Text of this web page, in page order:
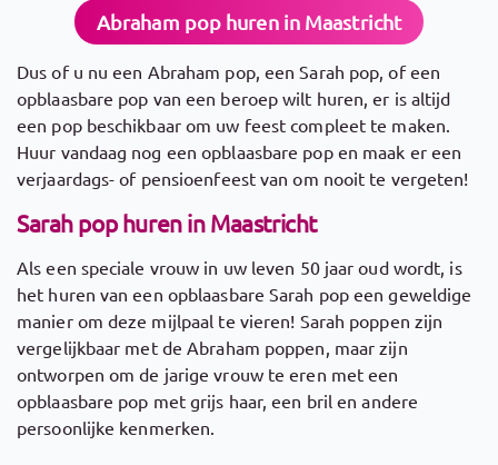
Abraham pop huren in Maastricht
Dus of u nu een Abraham pop, een Sarah pop, of een
opblaasbare pop van een beroep wilt huren, er is altijd
een pop beschikbaar om uw feest compleet te maken.
Huur vandaag nog een opblaasbare pop en maak er een
verjaardags- of pensioenfeest van om nooit te vergeten!
Sarah pop huren in Maastricht
Als een speciale vrouw in uw leven 50 jaar oud wordt, is
het huren van een opblaasbare Sarah pop een geweldige
manier om deze mijlpaal te vieren! Sarah poppen zijn
vergelijkbaar met de Abraham poppen, maar zijn
ontworpen om de jarige vrouw te eren met een
opblaasbare pop met grijs haar, een bril en andere
persoonlijke kenmerken.